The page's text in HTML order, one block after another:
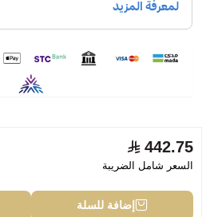
Parfum 50ml
442.75
السعر شامل الضريبة
إضافة للسلة